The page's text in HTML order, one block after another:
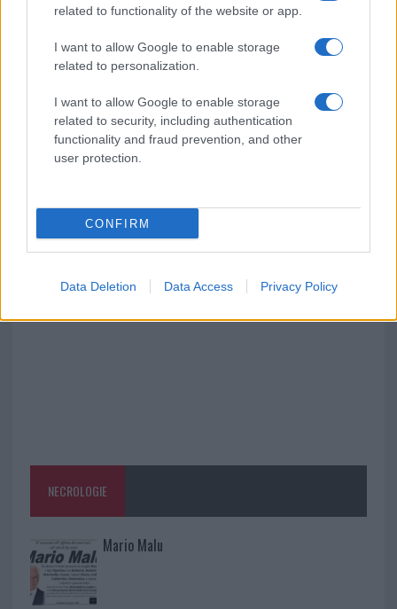
related to functionality of the website or app.
I want to allow Google to enable storage
related to personalization.
I want to allow Google to enable storage
related to security, including authentication
functionality and fraud prevention, and other
user protection.
CONFIRM
Data Deletion Data Access Privacy Policy
Calangianus, dopo le polemiche il centro
accoglienza minori chiude
Olbia, divieto di sosta contro spaccio e degrado:
esplode la protesta
Pausa caffè impeccabile: come scegliere la
Monte Pino, la fine di un lungo dolore: storia e
NECROLOGIE
Mario Malu